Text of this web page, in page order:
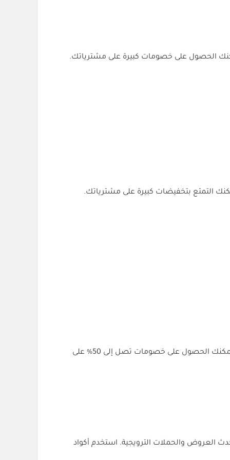
الحصول على خصومات كبيرة على مشترياتك.
التمتع بتخفيضات كبيرة على مشترياتك.
كود الخصم هو وسيلة رائعة لتوفير المال أثناء التسوق عبر الإنترنت. من خلال استخدام أكواد الخصم المتوفرة في هذا المقال، يمكنك الحصول على خصومات تصل إلى 50% على
العروض والحملات الترويجية. استخدم أكواد